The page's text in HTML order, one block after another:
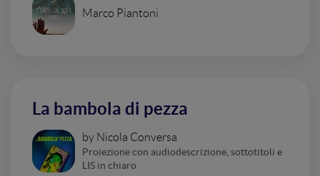
Marco Piantoni
La bambola di pezza
by Nicola Conversa
Proiezione con audiodescrizione, sottotitoli e
LIS in chiaro